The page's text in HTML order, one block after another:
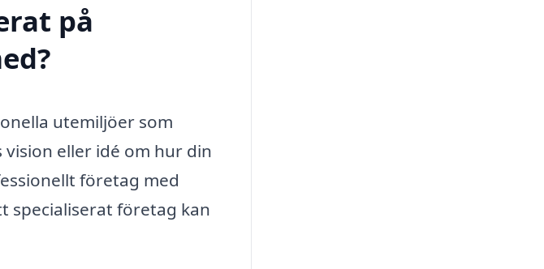
på
utemiljöer som
eller idé om hur din
företag med
specialiserat företag kan